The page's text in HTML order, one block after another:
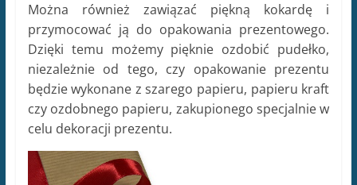
Można również zawiązać piękną kokardę i
przymocować ją do opakowania prezentowego.
Dzięki temu możemy pięknie ozdobić pudełko,
niezależnie od tego, czy opakowanie prezentu
będzie wykonane z szarego papieru, papieru kraft
czy ozdobnego papieru, zakupionego specjalnie w
celu dekoracji prezentu.